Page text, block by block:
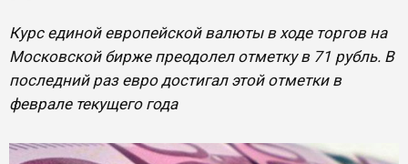
Курс единой европейской валюты в ходе торгов на
Московской бирже преодолел отметку в 71 рубль. В
последний раз евро достигал этой отметки в
феврале текущего года